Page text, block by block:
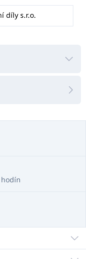
díly s.r.o.
hodín